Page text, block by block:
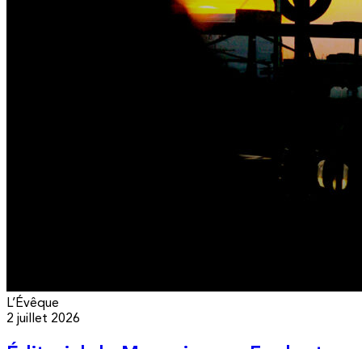
L’Évêque
2 juillet 2026